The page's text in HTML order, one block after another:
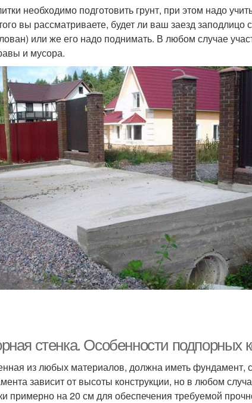
необходимо подготовить грунт, при этом надо
вы рассматриваете, будет ли ваш заезд
или же его надо поднимать. В любом случае
и мусора.
стенка. Особенности подпорных
из любых материалов, должна иметь фундамент,
зависит от высоты конструкции, но в любом
примерно на 20 см для обеспечения требуемой